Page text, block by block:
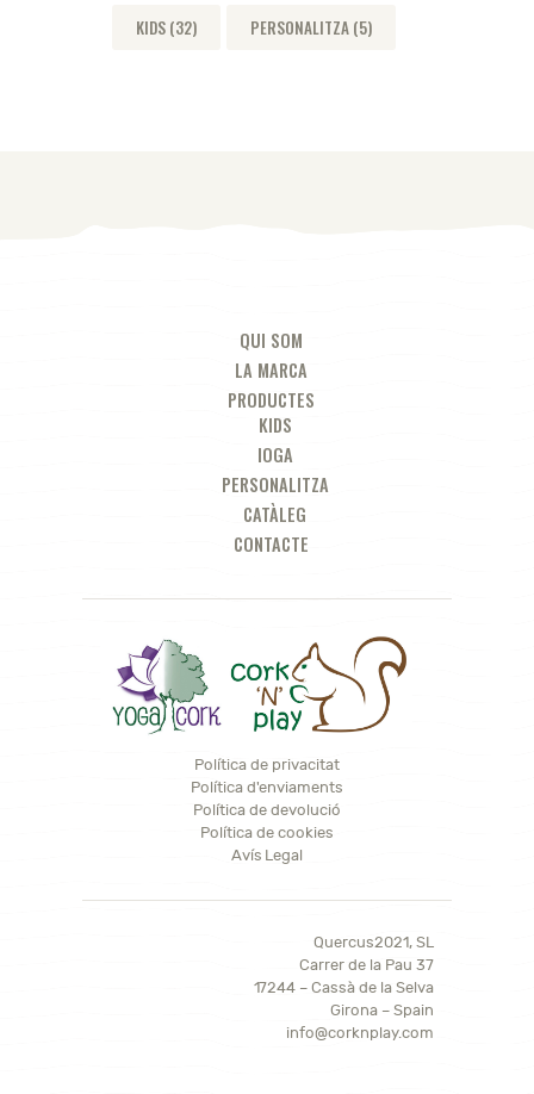
KIDS (32) PERSONALITZA (5)
QUI SOM
LA MARCA
PRODUCTES
KIDS
IOGA
PERSONALITZA
CATÀLEG
CONTACTE
Política de privacitat
Política d'enviaments
Política de devolució
Política de cookies
Avís Legal
Quercus2021, SL
Carrer de la Pau 37
17244 – Cassà de la Selva
Girona – Spain
info@corknplay.com